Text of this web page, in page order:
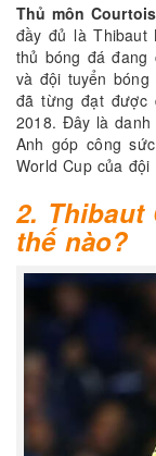
Thủ môn Courtois
đầy đủ là Thibaut
thủ bóng đá đang
và đội tuyển
đã từng đạt được
2018. Đây là
Anh góp công
World Cup của đội
2.
thế nào?